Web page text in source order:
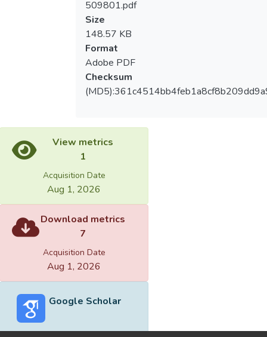
509801.pdf
Size
148.57 KB
Format
Adobe PDF
Checksum
View metrics
1
Acquisition Date
Aug 1, 2026
Download metrics
7
Acquisition Date
Aug 1, 2026
Google Scholar